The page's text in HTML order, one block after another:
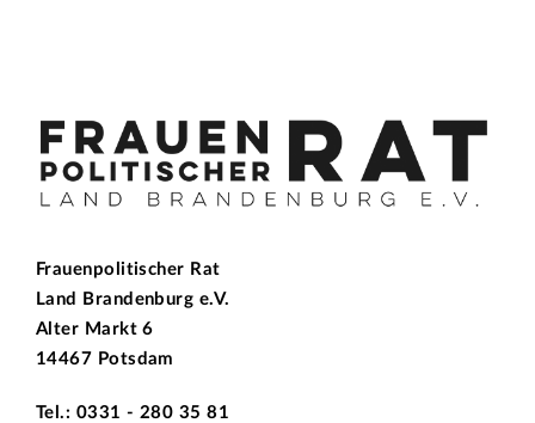
Frauenpolitischer Rat
Land Brandenburg e.V.
Alter Markt 6
14467 Potsdam
Tel.: 0331 - 280 35 81